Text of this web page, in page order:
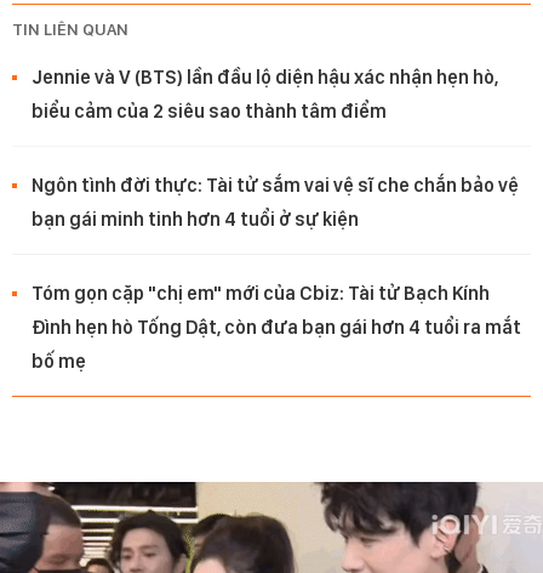
TIN LIÊN QUAN
Jennie và V (BTS) lần đầu lộ diện hậu xác nhận hẹn hò,
biểu cảm của 2 siêu sao thành tâm điểm
Ngôn tình đời thực: Tài tử sắm vai vệ sĩ che chắn bảo vệ
bạn gái minh tinh hơn 4 tuổi ở sự kiện
Tóm gọn cặp "chị em" mới của Cbiz: Tài tử Bạch Kính
Đình hẹn hò Tống Dật, còn đưa bạn gái hơn 4 tuổi ra mắt
bố mẹ